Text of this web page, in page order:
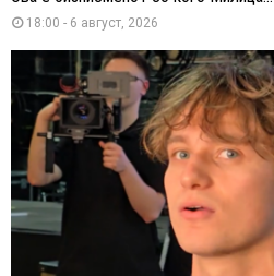
18:00 - 6 август, 2026